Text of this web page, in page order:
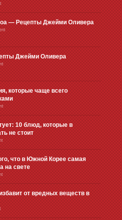
— Рецепты Джейми Оливера
Джейми Оливера
которые чаще всего
10 блюд, которые в
не стоит
что в Южной Корее самая
на свете
от вредных веществ в